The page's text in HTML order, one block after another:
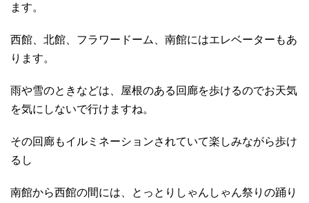
ます。
西館、北館、フラワードーム、南館にはエレベーターもあ
ります。
雨や雪のときなどは、屋根のある回廊を歩けるのでお天気
を気にしないで行けますね。
その回廊もイルミネーションされていて楽しみながら歩け
るし
南館から西館の間には、とっとりしゃんしゃん祭りの踊り